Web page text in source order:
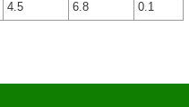
4.5 6.8 0.1